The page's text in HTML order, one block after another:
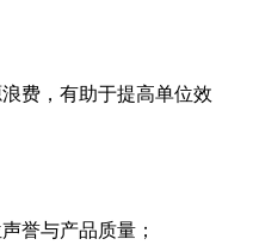
费，有助于提高单位效
誉与产品质量；